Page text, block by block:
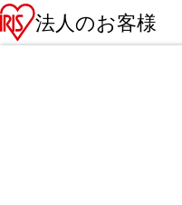
法人のお客様